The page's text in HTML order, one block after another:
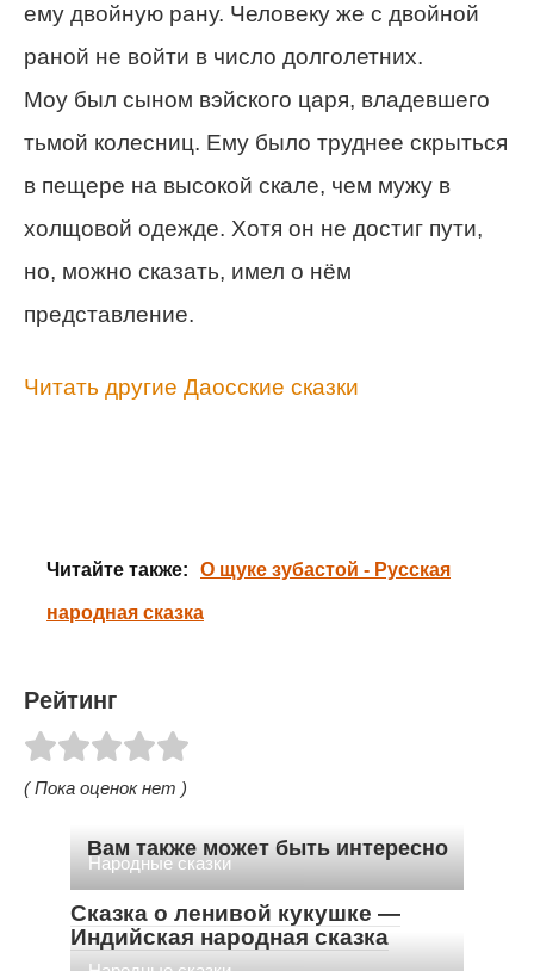
ему двойную рану. Человеку же с двойной
раной не войти в число долголетних.
Моу был сыном вэйского царя, владевшего
тьмой колесниц. Ему было труднее скрыться
в пещере на высокой скале, чем мужу в
холщовой одежде. Хотя он не достиг пути,
но, можно сказать, имел о нём
представление.
Читать другие Даосские сказки
Читайте также: О щуке зубастой - Русская
народная сказка
Рейтинг
( Пока оценок нет )
Вам также может быть интересно
Народные сказки
Сказка о ленивой кукушке —
Индийская народная сказка